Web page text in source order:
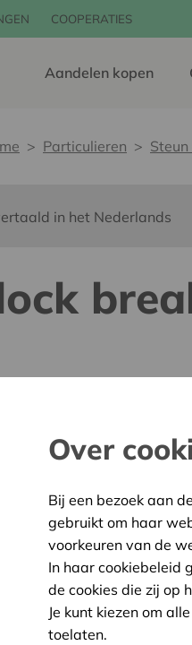
COOPERATIES
Aandelen kopen
Particulieren
in het Nederlands
buurten voor iedereen
Noordwest-
Beslissing:
Over
Bij een bezoek aan
gebruikt om haar
voorkeuren van de
In haar cookiebeleid
de cookies die zij op
Je kunt kiezen om
toelaten.